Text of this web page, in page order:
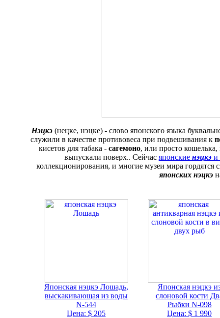
Нэцкэ (нецке, нэцке) - слово японского языка
служили в качестве противовеса при подвешивания к
кисетов для табака - сагемоно, или просто
выпускали поверх.. Сейчас японские нэцкэ и
коллекционирования, и многие музеи мира гордятся
японских нэцкэ
Японская нэцкэ Лошадь,
выскакивающая из воды
N-544
Цена: $ 205
Японская нэцкэ
слоновой кости
Рыбки N-098
Цена: $ 1 990